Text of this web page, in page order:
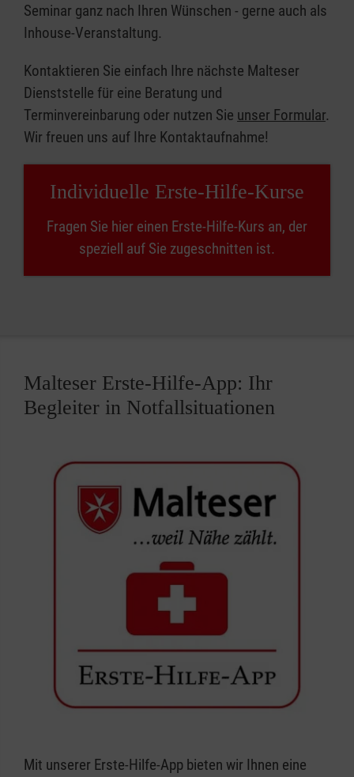
Seminar ganz nach Ihren Wünschen - gerne auch als
Inhouse-Veranstaltung.
Kontaktieren Sie einfach Ihre nächste Malteser
Dienststelle für eine Beratung und
Terminvereinbarung oder nutzen Sie unser Formular.
Wir freuen uns auf Ihre Kontaktaufnahme!
Individuelle Erste-Hilfe-Kurse
Fragen Sie hier einen Erste-Hilfe-Kurs an, der
speziell auf Sie zugeschnitten ist.
Malteser Erste-Hilfe-App: Ihr
Begleiter in Notfallsituationen
Mit unserer Erste-Hilfe-App bieten wir Ihnen eine